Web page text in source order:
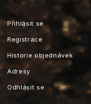
Přihlásit se
Registrace
Historie objednávek
Adresy
Odhlásit se